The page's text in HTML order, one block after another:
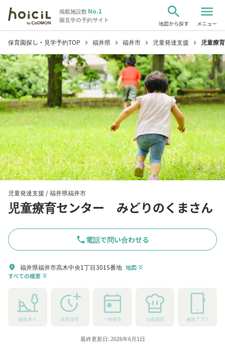
掲載施設数No.1
園見学の予約サイト
search
地図から探す
menu
メニュー
保育園探し・見学予約TOP chevron_right 福井県 chevron_right 福井市 chevron_right 児童発達支援 chevron_right 児童療
児童発達支援 /福井県福井市
児童療育センター みどりのくまさん
phone電話で問い合わせる
location_on 福井県福井市高木中央1丁目3015番地 地図 keyboard_double_arrow_down
すべての概要 keyboard_double_arrow_down
園庭あり 延長保育 一時保育 自園調理 連絡アプリ
最終更新日: 2026年6月1日